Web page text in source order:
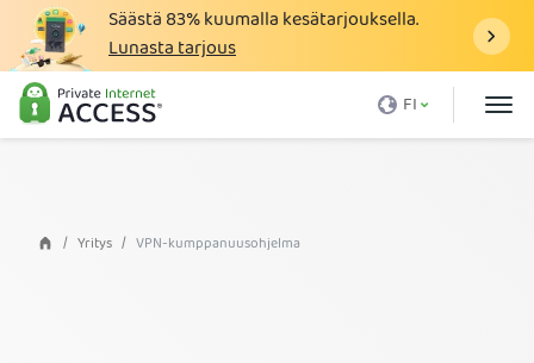
Säästä83%kuumalla kesätarjouksella.
Lunasta tarjous
FI
Mikä on VPN
Miksi PIA
VPN:n hyödyt
Yritys VPN-kumppanuusohjelma